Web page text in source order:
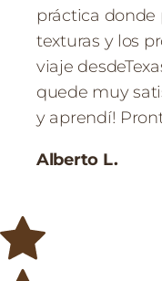
práctica
texturas y los
viaje
quede muy
y aprendí!
Alberto L.